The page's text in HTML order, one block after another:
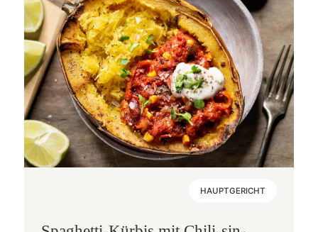
HAUPTGERICHT